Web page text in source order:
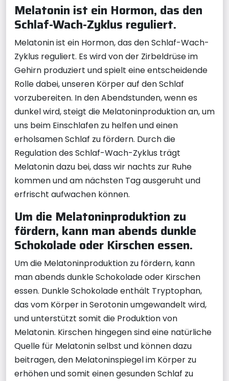
Melatonin ist ein Hormon, das den
Schlaf-Wach-Zyklus reguliert.
Melatonin ist ein Hormon, das den Schlaf-Wach-
Zyklus reguliert. Es wird von der Zirbeldrüse im
Gehirn produziert und spielt eine entscheidende
Rolle dabei, unseren Körper auf den Schlaf
vorzubereiten. In den Abendstunden, wenn es
dunkel wird, steigt die Melatoninproduktion an, um
uns beim Einschlafen zu helfen und einen
erholsamen Schlaf zu fördern. Durch die
Regulation des Schlaf-Wach-Zyklus trägt
Melatonin dazu bei, dass wir nachts zur Ruhe
kommen und am nächsten Tag ausgeruht und
erfrischt aufwachen können.
Um die Melatoninproduktion zu
fördern, kann man abends dunkle
Schokolade oder Kirschen essen.
Um die Melatoninproduktion zu fördern, kann
man abends dunkle Schokolade oder Kirschen
essen. Dunkle Schokolade enthält Tryptophan,
das vom Körper in Serotonin umgewandelt wird,
und unterstützt somit die Produktion von
Melatonin. Kirschen hingegen sind eine natürliche
Quelle für Melatonin selbst und können dazu
beitragen, den Melatoninspiegel im Körper zu
erhöhen und somit einen gesunden Schlaf zu